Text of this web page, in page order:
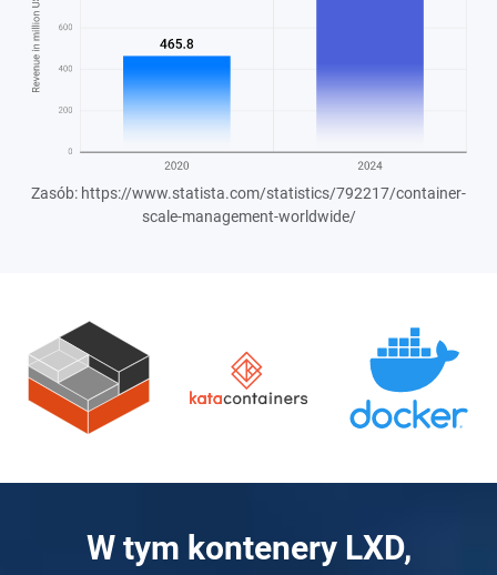
Zasób: https://www.statista.com/statistics/792217/container-
scale-management-worldwide/
W tym kontenery LXD,